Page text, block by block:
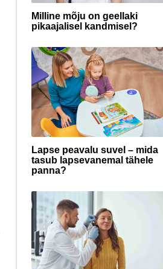
Milline mõju on geellaki
pikaajalisel kandmisel?
Lapse peavalu suvel – mida
tasub lapsevanemal tähele
panna?